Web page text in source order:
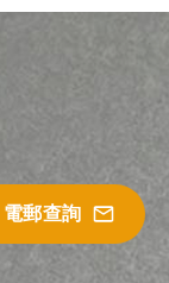
電郵查詢